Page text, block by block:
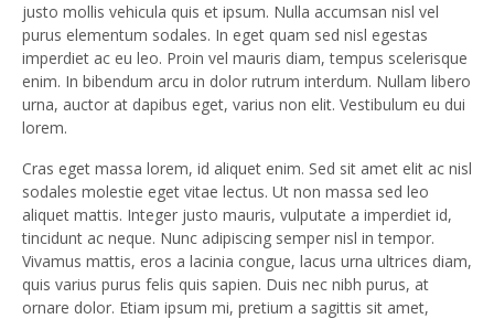
justo mollis vehicula quis et ipsum. Nulla accumsan nisl vel
purus elementum sodales. In eget quam sed nisl egestas
imperdiet ac eu leo. Proin vel mauris diam, tempus scelerisque
enim. In bibendum arcu in dolor rutrum interdum. Nullam libero
urna, auctor at dapibus eget, varius non elit. Vestibulum eu dui
lorem.
Cras eget massa lorem, id aliquet enim. Sed sit amet elit ac nisl
sodales molestie eget vitae lectus. Ut non massa sed leo
aliquet mattis. Integer justo mauris, vulputate a imperdiet id,
tincidunt ac neque. Nunc adipiscing semper nisl in tempor.
Vivamus mattis, eros a lacinia congue, lacus urna ultrices diam,
quis varius purus felis quis sapien. Duis nec nibh purus, at
ornare dolor. Etiam ipsum mi, pretium a sagittis sit amet,